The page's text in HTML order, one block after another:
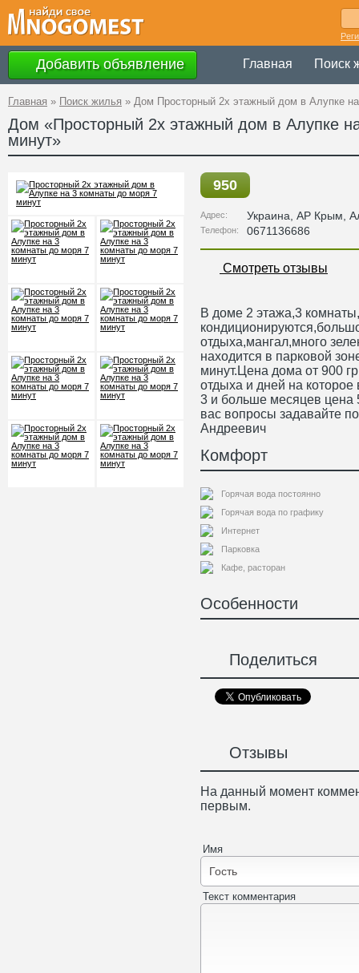
Добавить объявление Главная Поиск
Главная » Поиск жилья » Дом Просторный 2х этажный дом в Алупке
Дом «Просторный 2х этажный дом в Алупке
минут»
950
Адрес: Украина АР Крым ,
Телефон: 0671136686
Смотреть отзывы
В доме 2 этажа,3
отдыха,мангал,много
находится в парковой
минут.Цена дома от 900
отдыха и дней на
3 и больше месяцев цена
вас вопросы задавайте
Андреевич
Комфорт
Горячая вода постоянно
Горячая вода по графику
Интернет
Парковка
Кафе, расторан
Особенности
Поделиться
Отзывы
На данный момент
первым.
Имя
Текст комментария